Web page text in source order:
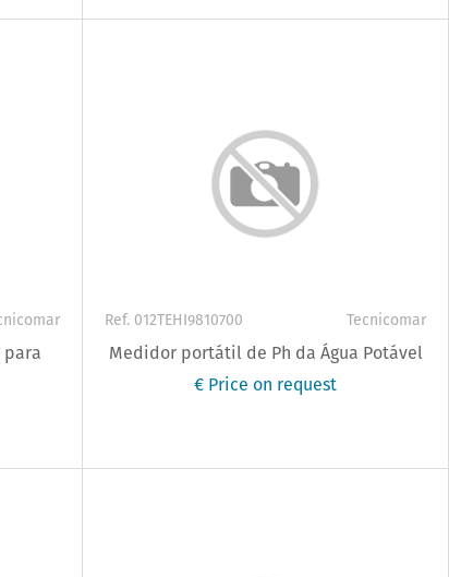
para
Ref. 012TEHI9810700 Tecnicomar
Medidor portátil de Ph da Água Potável
€ Price on request